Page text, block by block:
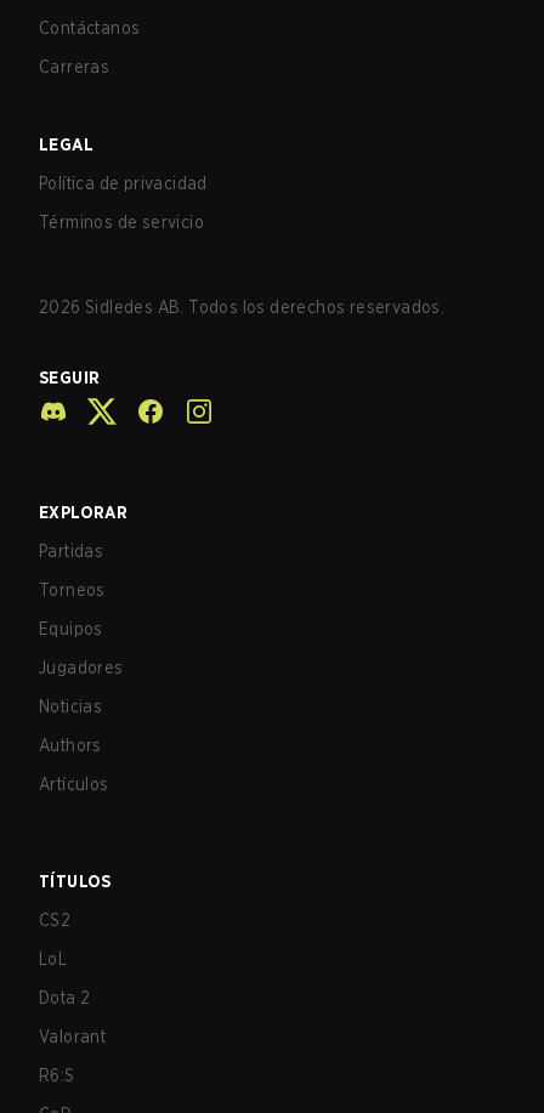
Contáctanos
Carreras
LEGAL
Política de privacidad
Términos de servicio
2026 Sidledes AB. Todos los derechos reservados.
SEGUIR
EXPLORAR
Partidas
Torneos
Equipos
Jugadores
Noticias
Authors
Artículos
TÍTULOS
CS2
LoL
Dota 2
Valorant
R6:S